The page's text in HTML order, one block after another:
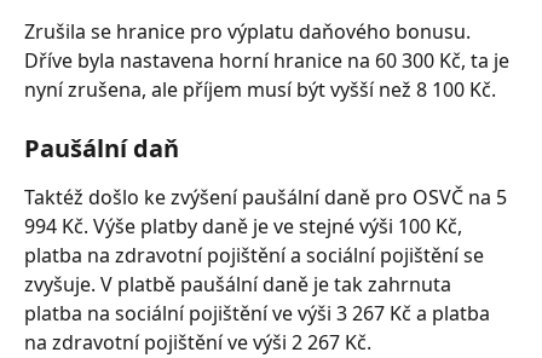
Zrušila se hranice pro výplatu daňového bonusu.
Dříve byla nastavena horní hranice na 60 300 Kč, ta je
nyní zrušena, ale příjem musí být vyšší než 8 100 Kč.
Paušální daň
Taktéž došlo ke zvýšení paušální daně pro OSVČ na 5
994 Kč. Výše platby daně je ve stejné výši 100 Kč,
platba na zdravotní pojištění a sociální pojištění se
zvyšuje. V platbě paušální daně je tak zahrnuta
platba na sociální pojištění ve výši 3 267 Kč a platba
na zdravotní pojištění ve výši 2 267 Kč.